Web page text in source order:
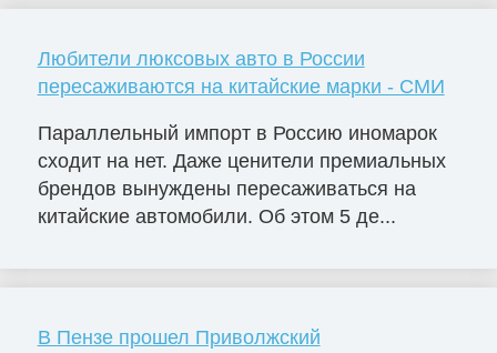
Любители люксовых авто в России
пересаживаются на китайские марки - СМИ
Параллельный импорт в Россию иномарок
сходит на нет. Даже ценители премиальных
брендов вынуждены пересаживаться на
китайские автомобили. Об этом 5 де...
В Пензе прошел Приволжский